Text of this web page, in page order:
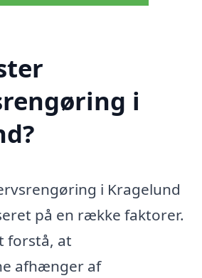
i
i Kragelund
på en række faktorer.
forstå, at
afhænger af